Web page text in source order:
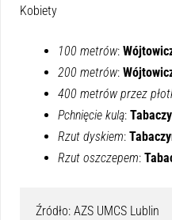
Kobiety
100 metrów:
200 metrów:
400 metrów przez
Pchnięcie kulą:
Rzut dyskiem:
Rzut oszczepem:
Źródło: AZS UMCS Lublin